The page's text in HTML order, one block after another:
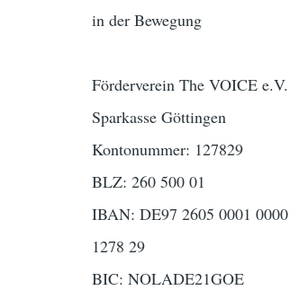
in der Bewegung
Förderverein The VOICE e.V.
Sparkasse Göttingen
Kontonummer: 127829
BLZ: 260 500 01
IBAN: DE97 2605 0001 0000
1278 29
BIC: NOLADE21GOE